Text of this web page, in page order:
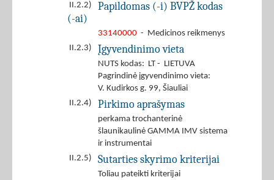
II.2.2)
Papildomas (-i) BVPŽ kodas
(-ai)
33140000 - Medicinos reikmenys
II.2.3)
Įgyvendinimo vieta
NUTS kodas: LT - LIETUVA
Pagrindinė įgyvendinimo vieta:
V. Kudirkos g. 99, Šiauliai
II.2.4)
Pirkimo aprašymas
perkama trochanterinė
šlaunikaulinė GAMMA IMV sistema
ir instrumentai
II.2.5)
Sutarties skyrimo kriterijai
Toliau pateikti kriterijai